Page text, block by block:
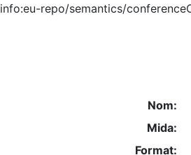
info:eu-repo/semantics/
Nom:
Mida:
Format: